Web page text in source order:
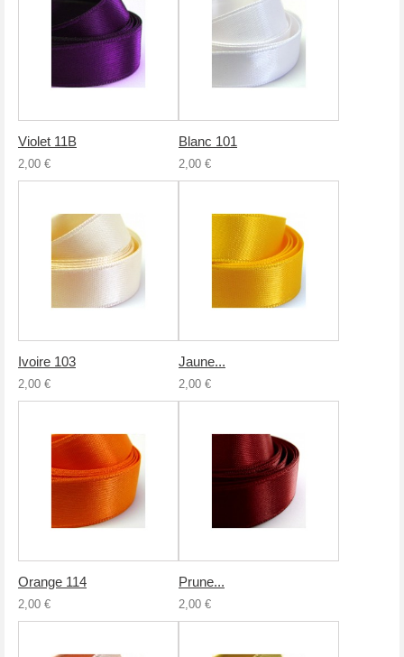
Violet 11B
2,00 €
Blanc 101
2,00 €
Ivoire 103
2,00 €
Jaune...
2,00 €
Orange 114
2,00 €
Prune...
2,00 €